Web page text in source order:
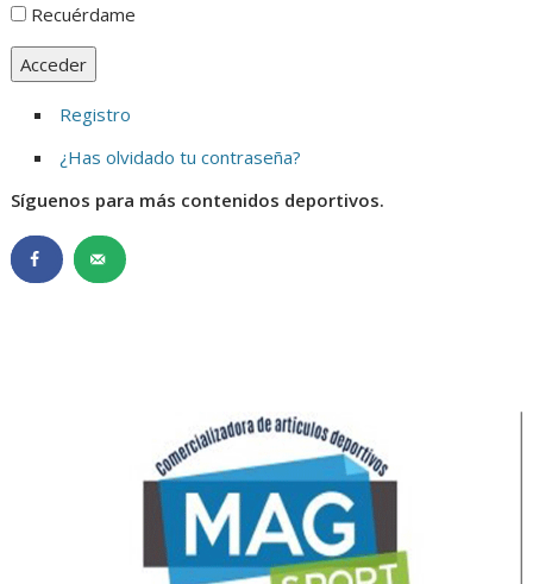
Recuérdame
Acceder
Registro
¿Has olvidado tu contraseña?
Síguenos para más contenidos deportivos.